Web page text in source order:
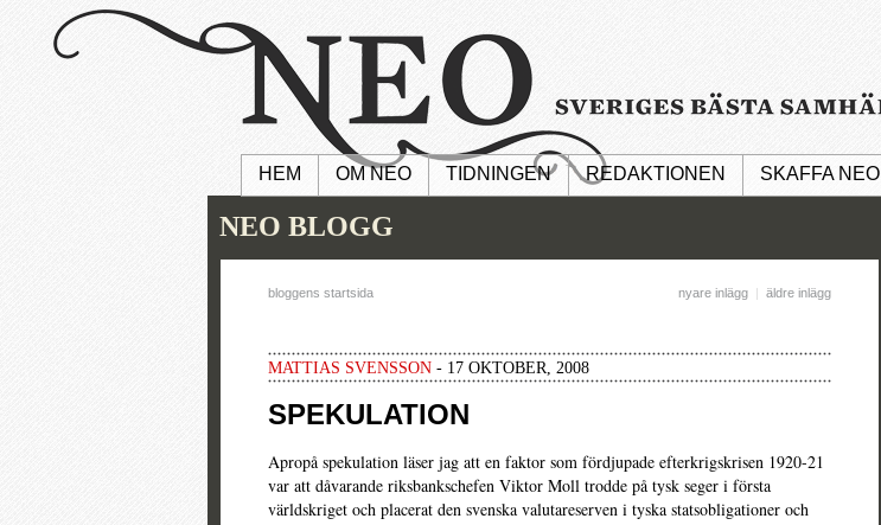
HEM OM NEO TIDNINGEN REDAKTIONEN SKAFFA NEO
NEO BLOGG
bloggens startsida nyare inlägg | äldre inlägg
MATTIAS SVENSSON- 17 OKTOBER, 2008
SPEKULATION
Apropå spekulation läser jag att en faktor som fördjupade efterkrigskrisen 1920-21
var att dåvarande riksbankschefen Viktor Moll trodde på tysk seger i första
världskriget och placerat den svenska valutareserven i tyska statsobligationer och